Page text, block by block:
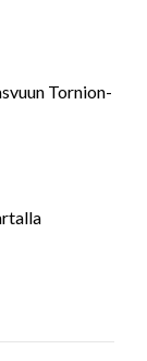
Tornion-